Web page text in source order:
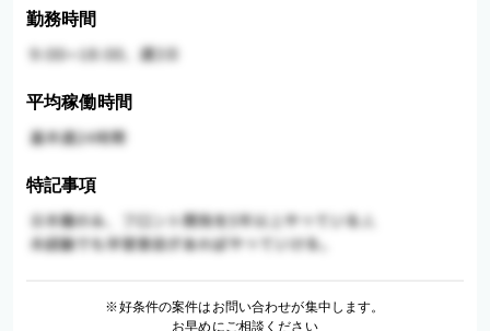
勤務時間
平均稼働時間
特記事項
※好条件の案件はお問い合わせが集中します。
お早めにご相談ください